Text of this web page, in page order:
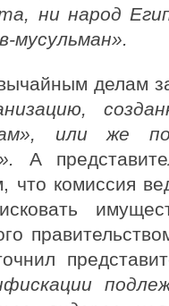
ни народ
мусульман».
делам
или же
А
что комиссия